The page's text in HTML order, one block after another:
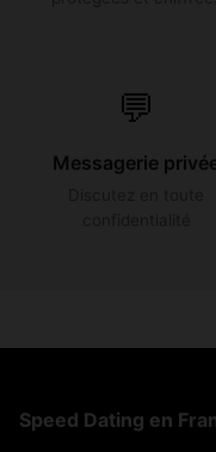
💬
Messagerie
Speed Dating en